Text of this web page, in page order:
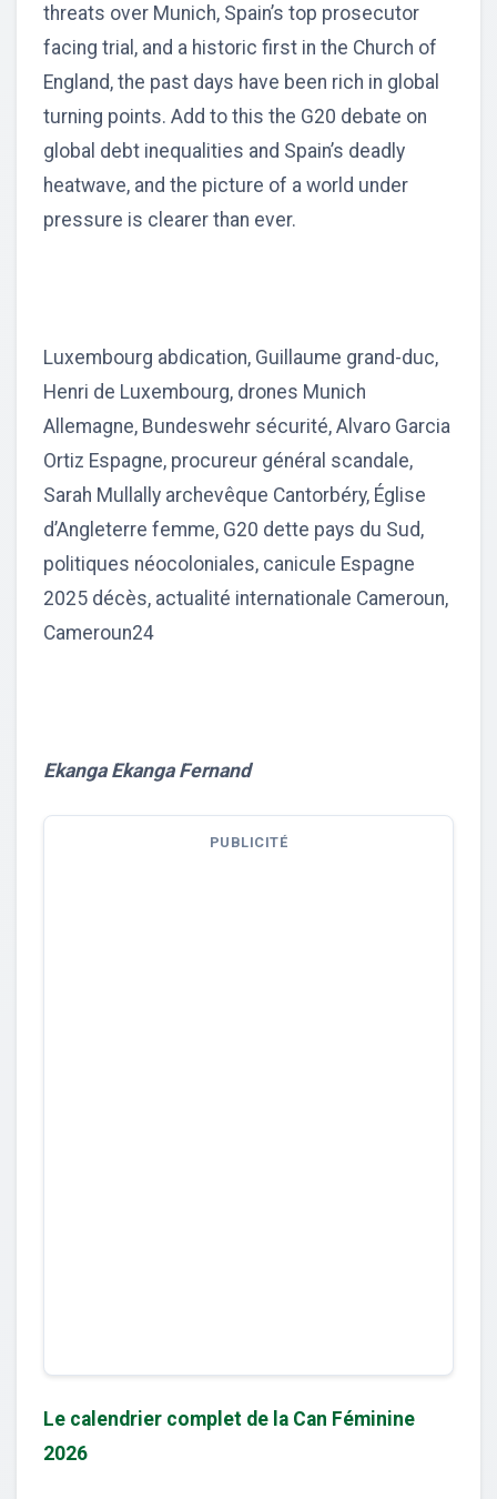
threats over Munich, Spain’s top prosecutor
facing trial, and a historic first in the Church of
England, the past days have been rich in global
turning points. Add to this the G20 debate on
global debt inequalities and Spain’s deadly
heatwave, and the picture of a world under
pressure is clearer than ever.
Luxembourg abdication, Guillaume grand-duc,
Henri de Luxembourg, drones Munich
Allemagne, Bundeswehr sécurité, Alvaro Garcia
Ortiz Espagne, procureur général scandale,
Sarah Mullally archevêque Cantorbéry, Église
d’Angleterre femme, G20 dette pays du Sud,
politiques néocoloniales, canicule Espagne
2025 décès, actualité internationale Cameroun,
Cameroun24
Ekanga Ekanga Fernand
PUBLICITÉ
Le calendrier complet de la Can Féminine
2026